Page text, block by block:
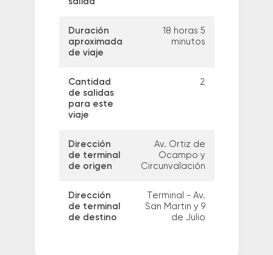
Duración
aproximada
de viaje
18 horas 5
minutos
Cantidad
de salidas
para este
viaje
2
Dirección
de terminal
de origen
Av. Ortiz de
Ocampo y
Circunvalación
Dirección
de terminal
de destino
Terminal - Av.
San Martin y 9
de Julio